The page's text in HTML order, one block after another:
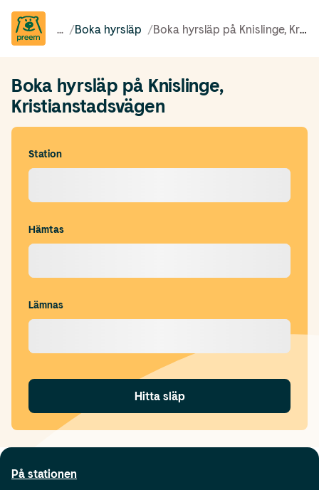
/Boka hyrsläp /
Boka hyrsläp på Knislinge,
Kristianstadsvägen
Station
Hämtas
Lämnas
Hitta släp
På stationen